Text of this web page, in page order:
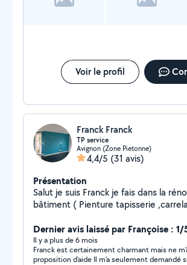
Voir le profil
Franck Franck
TP service
Avignon (Zone Pietonne)
4,4/5 (31 avis)
Présentation
Salut je suis Franck je fais dans la
bâtiment ( Pienture tapisserie
me contacter pour vos services
Dernier avis laissé par Françoise : 1/
Il y a plus de 6 mois
Franck est certainement charmant mais ne
proposition d'aide Il m'a seulement demandé